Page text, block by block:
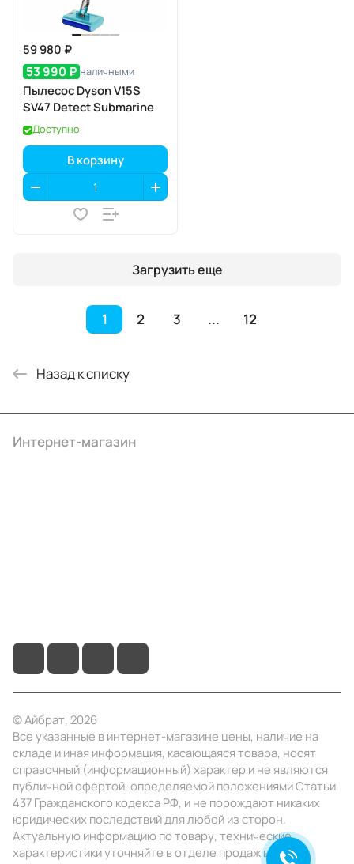
59 980 ₽
53 990 ₽ наличными
Пылесос Dyson V15S
SV47 Detect Submarine
Доступно
В корзину
Загрузить еще
1 2 3 ... 12
Назад к списку
Интернет-магазин
© Айбрат, 2026
Все указанные в интернет-магазине цены, наличие на
складе и иная информация, касающаяся товара, носят
справочный (информационный) характер и не являются
публичной офертой, определяемой положениями Статьи
437 Гражданского кодекса РФ, и не порождают никаких
юридических последствий для любой из сторон.
Актуальную информацию по товару, технические
характеристики уточняйте в отделе продаж в день